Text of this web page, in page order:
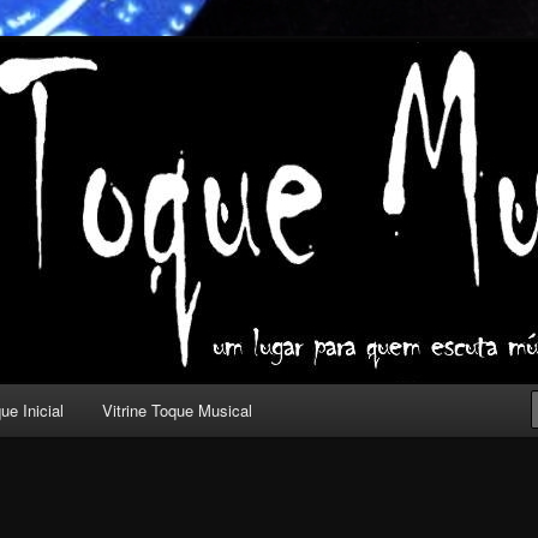
com outros olhos.
Inicial Vitrine Toque Musical